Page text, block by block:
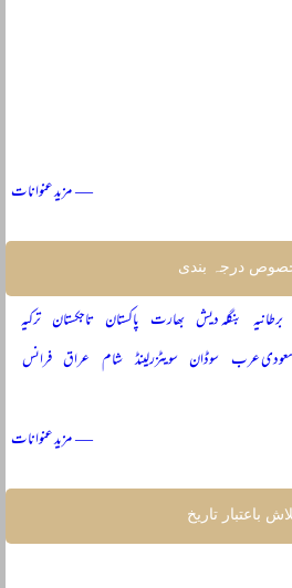
— مزید عنوانات
درجہ بندی
برطانیہ بنگلہ دیش بھارت پاکستان تاجکستان ترکیہ
عرب سوڈان سویٹزرلینڈ شام عراق فرانس
— مزید عنوانات
باعتبار تاریخ